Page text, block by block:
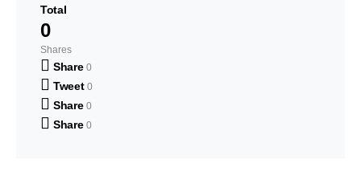
Total
0
Shares
Share 0
Tweet 0
Share 0
Share 0